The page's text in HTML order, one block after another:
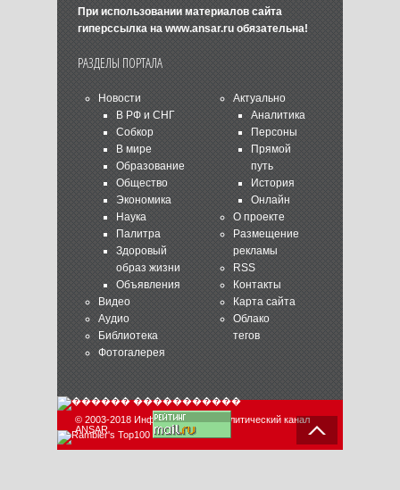
При использовании материалов сайта
гиперссылка на www.ansar.ruобязательна!
РАЗДЕЛЫ ПОРТАЛА
Новости
В РФ и СНГ
Собкор
В мире
Образование
Общество
Экономика
Наука
Палитра
Здоровый
образ жизни
Объявления
Видео
Аудио
Библиотека
Фотогалерея
Актуально
Аналитика
Персоны
Прямой
путь
История
Онлайн
О проекте
Размещение
рекламы
RSS
Контакты
Карта сайта
Облако
тегов
© 2003-2018 Информационно-аналитический канал
ANSAR